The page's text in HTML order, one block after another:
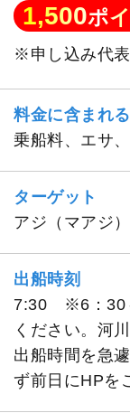
1,500ポ
※申し込み代表
料金に含まれ
乗船料、エサ
ターゲット
アジ（マアジ
出船時刻
7:30 ※6：30
ください。河
出船時間を急
ず前日にHPを